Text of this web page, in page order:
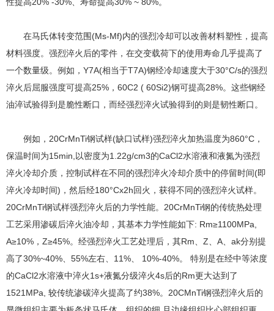
在马氏体转变范围(Ms-Mf)内的强烈冷却可以改善材料塑性，提高
材料强度。强烈淬火后的零件，在交变载荷下的使用寿命几乎提高了
一个数量级。例如，Y7A(相当于T7A)钢经冷却速度大于30°C/s的强烈
淬火后屈服强度可提高25%，60C2 ( 60Si2)钢可提高28%。这些钢经
油淬试验得到是脆性断口，而经强烈淬火试验得到的则是韧性断口。
例如，20CrMnTi钢试样(缺口试样)强烈淬火加热温度为860°C，
保温时间为15min,以密度为1.22g/cm3的CaCl2水溶液和液氮为强烈
淬火冷却介质，控制试样在不同的强烈淬火冷却介质中的停留时间(即
淬火冷却时间)，然后经180°Cx2h回火，获得不同的强烈淬火试样。
20CrMnTi钢试样强烈淬火后的力学性能。20CrMnTi钢的传统热处理
工艺采用渗碳后淬火油冷却，其基本力学性能如下: Rm≥1100MPa,
A≥10%，Z≥45%。经强烈淬火工艺处理后，其Rm、Z、A、ak分别提
高了30%~40%、55%左右、11%、 10%-40%。 特别是在经中等浓度
的CaCl2水溶液中淬火1s+液氮分级淬火4s后的Rm更大达到了
1521MPa, 较传统渗碳淬火提高了约38%。20CMnTi钢强烈淬火后的